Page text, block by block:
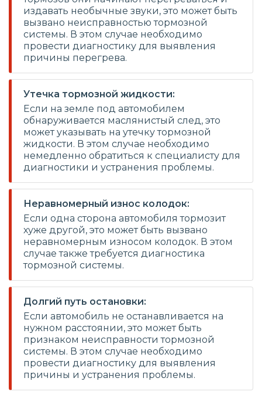
издавать необычные звуки, это может быть
вызвано неисправностью тормозной
системы. В этом случае необходимо
провести диагностику для выявления
причины перегрева.
Утечка тормозной жидкости:
Если на земле под автомобилем
обнаруживается маслянистый след, это
может указывать на утечку тормозной
жидкости. В этом случае необходимо
немедленно обратиться к специалисту для
диагностики и устранения проблемы.
Неравномерный износ колодок:
Если одна сторона автомобиля тормозит
хуже другой, это может быть вызвано
неравномерным износом колодок. В этом
случае также требуется диагностика
тормозной системы.
Долгий путь остановки:
Если автомобиль не останавливается на
нужном расстоянии, это может быть
признаком неисправности тормозной
системы. В этом случае необходимо
провести диагностику для выявления
причины и устранения проблемы.